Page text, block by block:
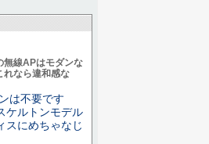
無線APはモダンな
なら違和感な
は不要です
ルトンモデル
スにめちゃなじ